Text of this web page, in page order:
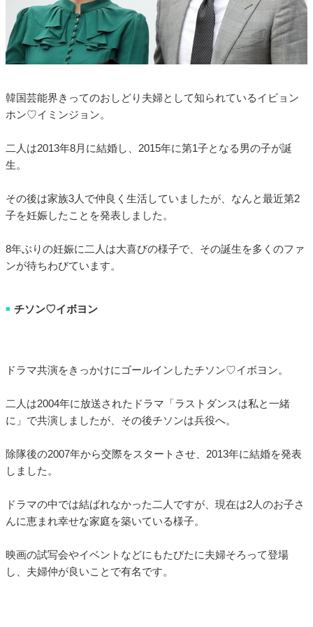
韓国芸能界きってのおしどり夫婦として知られているイビョン
ホン♡イミンジョン。
二人は2013年8月に結婚し、2015年に第1子となる男の子が誕
生。
その後は家族3人で仲良く生活していましたが、なんと最近第2
子を妊娠したことを発表しました。
8年ぶりの妊娠に二人は大喜びの様子で、その誕生を多くのファ
ンが待ちわびています。
■ チソン♡イボヨン
ドラマ共演をきっかけにゴールインしたチソン♡イボヨン。
二人は2004年に放送されたドラマ「ラストダンスは私と一緒
に」で共演しましたが、その後チソンは兵役へ。
除隊後の2007年から交際をスタートさせ、2013年に結婚を発表
しました。
ドラマの中では結ばれなかった二人ですが、現在は2人のお子さ
んに恵まれ幸せな家庭を築いている様子。
映画の試写会やイベントなどにもたびたに夫婦そろって登場
し、夫婦仲が良いことで有名です。